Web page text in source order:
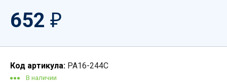
652 ₽
Код артикула: PA16-244C
В наличии